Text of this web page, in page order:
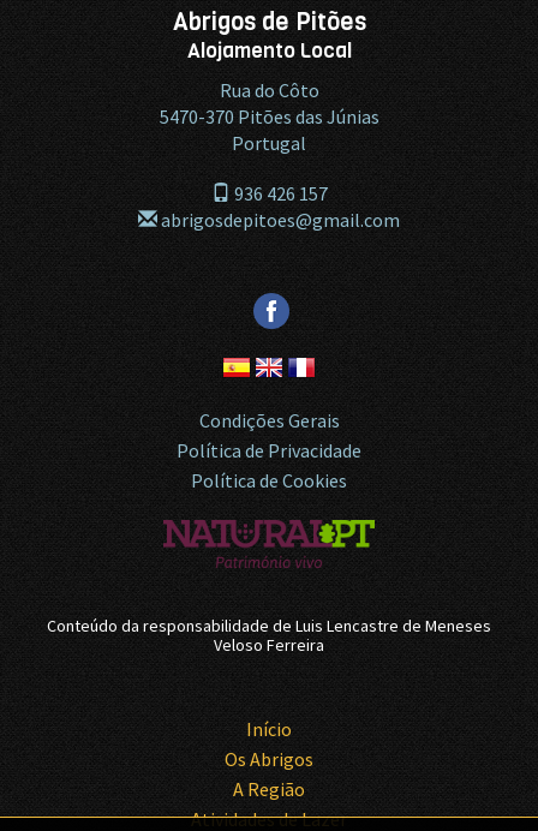
Abrigos de Pitões
Alojamento Local
Rua do Côto
5470-370 Pitões das Júnias
Portugal
936 426 157
abrigosdepitoes@gmail.com
Condições Gerais
Política de Privacidade
Política de Cookies
Conteúdo da responsabilidade de Luis Lencastre de Meneses
Veloso Ferreira
Início
Os Abrigos
A Região
Atividades de Lazer